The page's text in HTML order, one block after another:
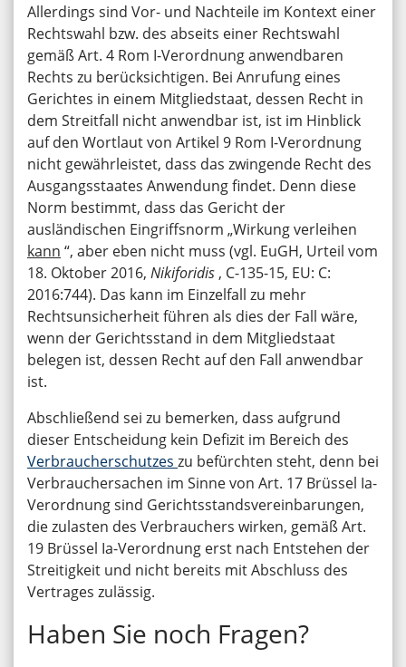
Allerdings sind Vor- und Nachteile im Kontext einer
Rechtswahl bzw. des abseits einer Rechtswahl
gemäß Art. 4 Rom I-Verordnung anwendbaren
Rechts zu berücksichtigen. Bei Anrufung eines
Gerichtes in einem Mitgliedstaat, dessen Recht in
dem Streitfall nicht anwendbar ist, ist im Hinblick
auf den Wortlaut von Artikel 9 Rom I-Verordnung
nicht gewährleistet, dass das zwingende Recht des
Ausgangsstaates Anwendung findet. Denn diese
Norm bestimmt, dass das Gericht der
ausländischen Eingriffsnorm „Wirkung verleihen
kann “, aber eben nicht muss (vgl. EuGH, Urteil vom
18. Oktober 2016, Nikiforidis , C-135-15, EU: C:
2016:744). Das kann im Einzelfall zu mehr
Rechtsunsicherheit führen als dies der Fall wäre,
wenn der Gerichtsstand in dem Mitgliedstaat
belegen ist, dessen Recht auf den Fall anwendbar
ist.
Abschließend sei zu bemerken, dass aufgrund
dieser Entscheidung kein Defizit im Bereich des
Verbraucherschutzes zu befürchten steht, denn bei
Verbrauchersachen im Sinne von Art. 17 Brüssel Ia-
Verordnung sind Gerichtsstandsvereinbarungen,
die zulasten des Verbrauchers wirken, gemäß Art.
19 Brüssel Ia-Verordnung erst nach Entstehen der
Streitigkeit und nicht bereits mit Abschluss des
Vertrages zulässig.
Haben Sie noch Fragen?